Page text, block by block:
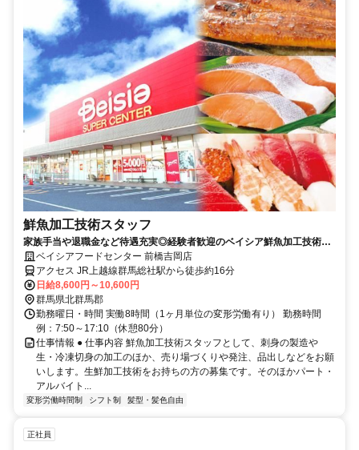
鮮魚加工技術スタッフ
家族手当や退職金など待遇充実◎経験者歓迎のベイシア鮮魚加工技術ス
タッフ（店舗専任社員）求人
ベイシアフードセンター 前橋吉岡店
アクセス JR上越線群馬総社駅から徒歩約16分
日給8,600円～10,600円
群馬県北群馬郡
勤務曜日・時間 実働8時間（1ヶ月単位の変形労働有り） 勤務時間
例：7:50～17:10（休憩80分）
仕事情報 ● 仕事内容 鮮魚加工技術スタッフとして、刺身の製造や
生・冷凍切身の加工のほか、売り場づくりや発注、品出しなどをお願
いします。生鮮加工技術をお持ちの方の募集です。そのほかパート・
アルバイト...
変形労働時間制 シフト制 髪型・髪色自由
正社員